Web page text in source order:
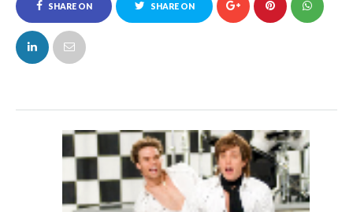
SHARE ON
FACEBOOK
SHARE ON